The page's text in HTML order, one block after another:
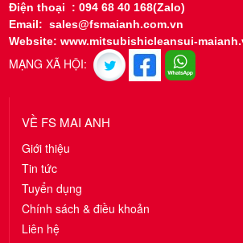
Điện thoại : 094 68 40 168(Zalo)
Email: sales@fsmaianh.com.vn
Website: www.mitsubishicleansui-
MẠNG XÃ HỘI:
VỀ FS MAI ANH
Giới thiệu
Tin tức
Tuyển dụng
Chính sách & điều khoản
Liên hệ